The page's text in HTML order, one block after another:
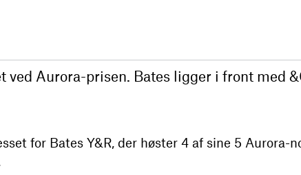
ved Aurora-prisen. Bates ligger i front med
for Bates Y&R, der høster 4 af sine 5 Aurora-